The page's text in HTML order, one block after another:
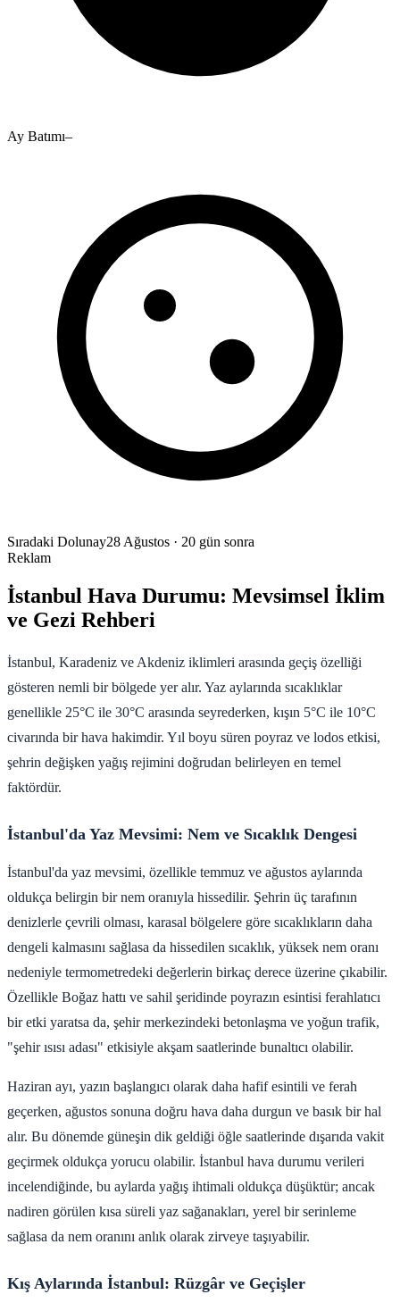
Ay Batımı–
Sıradaki Dolunay28 Ağustos · 20 gün sonra
Reklam
İstanbul Hava Durumu: Mevsimsel İklim
ve Gezi Rehberi
İstanbul, Karadeniz ve Akdeniz iklimleri arasında geçiş özelliği
gösteren nemli bir bölgede yer alır. Yaz aylarında sıcaklıklar
genellikle 25°C ile 30°C arasında seyrederken, kışın 5°C ile 10°C
civarında bir hava hakimdir. Yıl boyu süren poyraz ve lodos etkisi,
şehrin değişken yağış rejimini doğrudan belirleyen en temel
faktördür.
İstanbul'da Yaz Mevsimi: Nem ve Sıcaklık Dengesi
İstanbul'da yaz mevsimi, özellikle temmuz ve ağustos aylarında
oldukça belirgin bir nem oranıyla hissedilir. Şehrin üç tarafının
denizlerle çevrili olması, karasal bölgelere göre sıcaklıkların daha
dengeli kalmasını sağlasa da hissedilen sıcaklık, yüksek nem oranı
nedeniyle termometredeki değerlerin birkaç derece üzerine çıkabilir.
Özellikle Boğaz hattı ve sahil şeridinde poyrazın esintisi ferahlatıcı
bir etki yaratsa da, şehir merkezindeki betonlaşma ve yoğun trafik,
"şehir ısısı adası" etkisiyle akşam saatlerinde bunaltıcı olabilir.
Haziran ayı, yazın başlangıcı olarak daha hafif esintili ve ferah
geçerken, ağustos sonuna doğru hava daha durgun ve basık bir hal
alır. Bu dönemde güneşin dik geldiği öğle saatlerinde dışarıda vakit
geçirmek oldukça yorucu olabilir. İstanbul hava durumu verileri
incelendiğinde, bu aylarda yağış ihtimali oldukça düşüktür; ancak
nadiren görülen kısa süreli yaz sağanakları, yerel bir serinleme
sağlasa da nem oranını anlık olarak zirveye taşıyabilir.
Kış Aylarında İstanbul: Rüzgâr ve Geçişler